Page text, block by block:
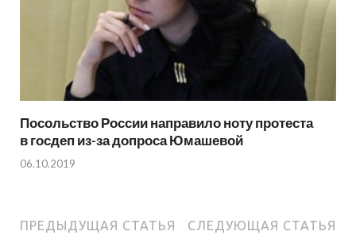
Посольство России направило ноту протеста
в госдеп из-за допроса Юмашевой
06.10.2019
ПРЕДЫДУЩАЯ СТАТЬЯ СЛЕДУЮЩАЯ СТАТЬЯ